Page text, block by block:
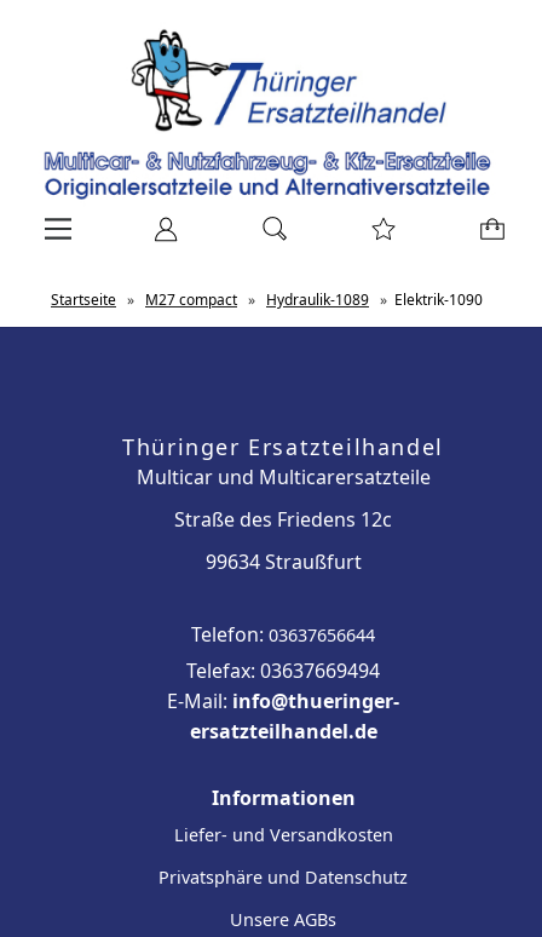
Startseite » M27 compact » Hydraulik-1089 » Elektrik-1090
Thüringer Ersatzteilhandel
Multicar und Multicarersatzteile
Straße des Friedens 12c
99634 Straußfurt
Telefon: 03637656644
Telefax: 03637669494
E-Mail: info@thueringer-
ersatzteilhandel.de
Informationen
Liefer- und Versandkosten
Privatsphäre und Datenschutz
Unsere AGBs